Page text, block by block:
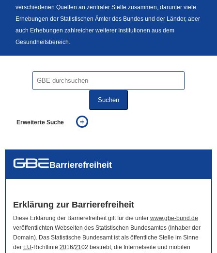
verschiedenen Quellen an zentraler Stelle zusammen, darunter viele
Erhebungen der Statistischen Ämter des Bundes und der Länder, aber
auch Erhebungen zahlreicher weiterer Institutionen aus dem
Gesundheitsbereich.
Suchen
Erweiterte Suche
auch in allen Texten suchen (Volltextsuche)
Barrierefreiheit
Erklärung zur Barrierefreiheit
Diese Erklärung der Barrierefreiheit gilt für die unter www.gbe-bund.de
veröffentlichten Webseiten des Statistischen Bundesamtes (Inhaber der
Domain). Das Statistische Bundesamt ist als öffentliche Stelle im Sinne
der EU-Richtlinie 2016/2102 bestrebt, die Internetseite und mobilen